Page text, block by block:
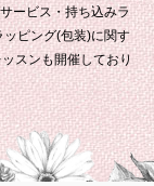
ービス・持ち込みラ
ピング(包装)に関す
スンも開催しており